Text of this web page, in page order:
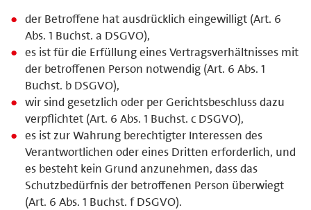
der Betroffene hat ausdrücklich eingewilligt (Art. 6
Abs. 1 Buchst. a DSGVO),
es ist für die Erfüllung eines Vertragsverhältnisses mit
der betroffenen Person notwendig (Art. 6 Abs. 1
Buchst. b DSGVO),
wir sind gesetzlich oder per Gerichtsbeschluss dazu
verpflichtet (Art. 6 Abs. 1 Buchst. c DSGVO),
es ist zur Wahrung berechtigter Interessen des
Verantwortlichen oder eines Dritten erforderlich, und
es besteht kein Grund anzunehmen, dass das
Schutzbedürfnis der betroffenen Person überwiegt
(Art. 6 Abs. 1 Buchst. f DSGVO).